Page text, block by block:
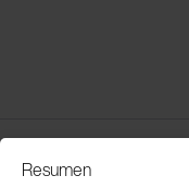
Servicio de atención
Resumen